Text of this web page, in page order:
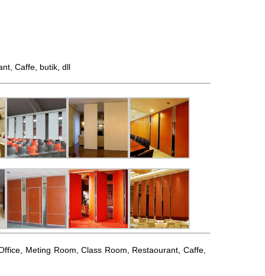
Caffe, butik, dll
Meting Room, Class Room, Restaourant, Caffe,